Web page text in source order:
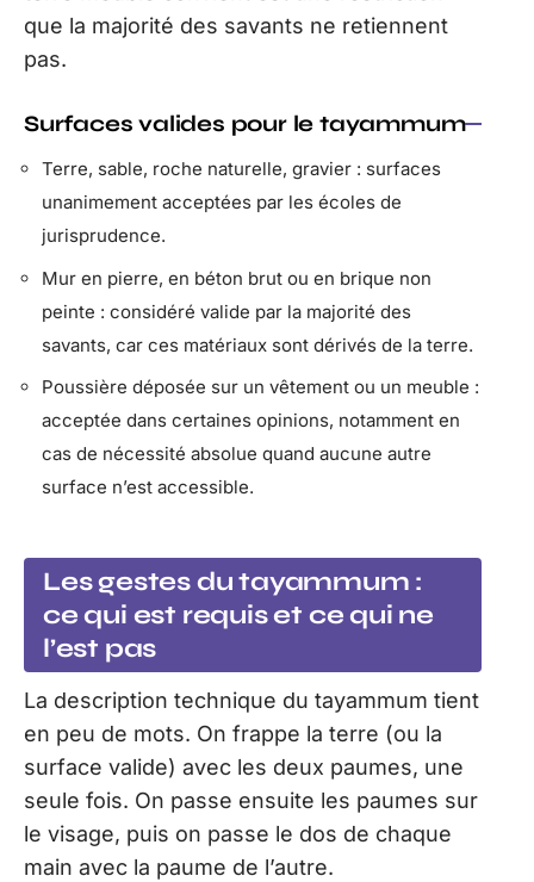
que la majorité des savants ne retiennent
pas.
Surfaces valides pour le tayammum
Terre, sable, roche naturelle, gravier : surfaces
unanimement acceptées par les écoles de
jurisprudence.
Mur en pierre, en béton brut ou en brique non
peinte : considéré valide par la majorité des
savants, car ces matériaux sont dérivés de la terre.
Poussière déposée sur un vêtement ou un meuble :
acceptée dans certaines opinions, notamment en
cas de nécessité absolue quand aucune autre
surface n’est accessible.
Les gestes du tayammum :
ce qui est requis et ce qui ne
l’est pas
La description technique du tayammum tient
en peu de mots. On frappe la terre (ou la
surface valide) avec les deux paumes, une
seule fois. On passe ensuite les paumes sur
le visage, puis on passe le dos de chaque
main avec la paume de l’autre.